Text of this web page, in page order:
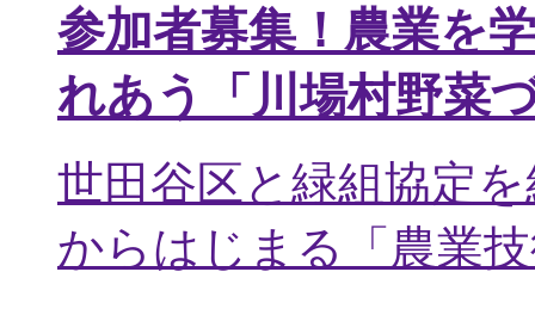
参加者募集！農業を
れあう「川場村野菜
世田谷区と緑組協定
からはじまる「農業